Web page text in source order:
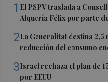
1 El PSPV traslada a
Alquería Félix por parte
2La Generalitat destina
reducción del consumo
3Israel rechaza el plan de
por EEUU